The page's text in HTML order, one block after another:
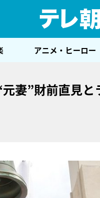
アニメ・ヒーロー
妻”財前直見